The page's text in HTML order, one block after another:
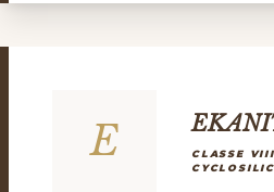
E
CLASSE